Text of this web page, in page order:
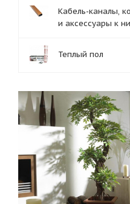
Кабель-каналы,
и аксессуары к
Теплый пол